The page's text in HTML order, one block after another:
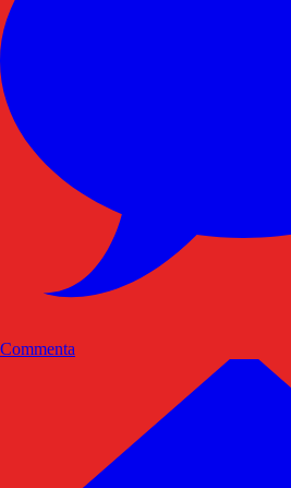
Commenta